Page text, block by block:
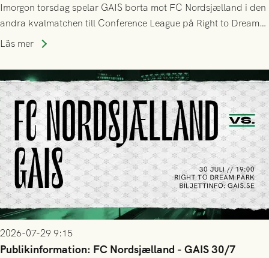
Imorgon torsdag spelar GAIS borta mot FC Nordsjælland i den
andra kvalmatchen till Conference League på Right to Dream
Park! Fredrik Holmberg och ledarstaben har tagit ut följande
Läs mer
2026-07-29 9:15
Publikinformation: FC Nordsjælland - GAIS 30/7